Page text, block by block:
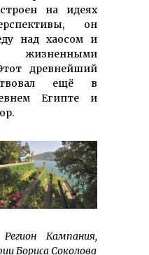
на идеях
он
над хаосом и
древнейший
ещё в
Египте и
Кам­па­ния,
Бориса Соколова